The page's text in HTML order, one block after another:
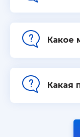
Какое
Какая